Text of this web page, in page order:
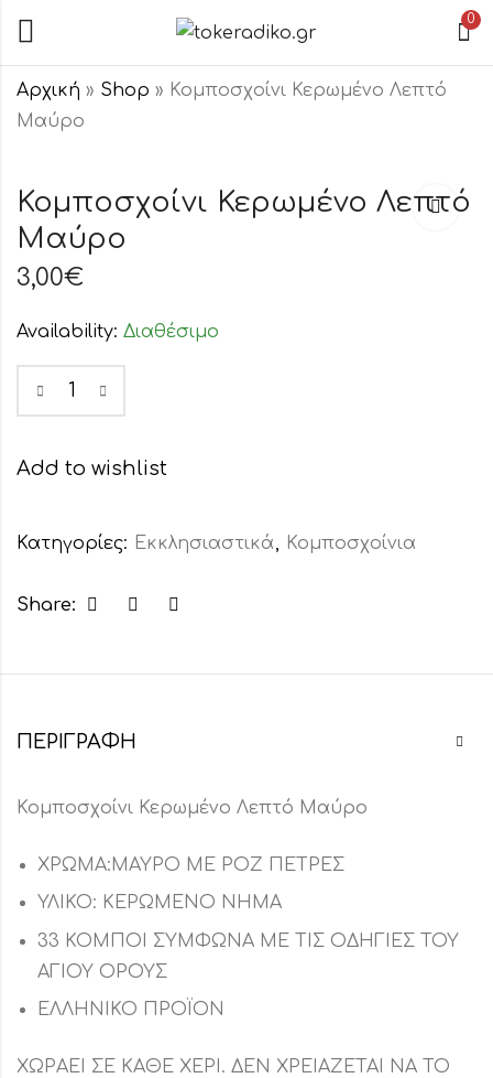
0
Αρχική » Shop » Κομποσχοίνι Κερωμένο Λεπτό
Μαύρο
Χοντρό
Ελαστικό
Κερωμένο
Λεπτό Μαύρο
Κομποσχοίνι Κερωμένο Λεπτό
Μαύρο
3,00€
Availability: Διαθέσιμο
Add to wishlist
Κατηγορίες: Εκκλησιαστικά, Κομποσχοίνια
Share:
ΠΕΡΙΓΡΑΦΉ
Κομποσχοίνι Κερωμένο Λεπτό Μαύρο
ΧΡΩΜΑ:ΜΑΥΡΟ ΜΕ ΡΟΖ ΠΕΤΡΕΣ
ΥΛΙΚΟ: ΚΕΡΩΜΕΝΟ ΝΗΜΑ
33 ΚΟΜΠΟΙ ΣΥΜΦΩΝΑ ΜΕ ΤΙΣ ΟΔΗΓΙΕΣ ΤΟΥ
ΑΓΙΟΥ ΟΡΟΥΣ
ΕΛΛΗΝΙΚΟ ΠΡΟΪΟΝ
ΧΩΡΑΕΙ ΣΕ ΚΑΘΕ ΧΕΡΙ. ΔΕΝ ΧΡΕΙΑΖΕΤΑΙ ΝΑ ΤΟ